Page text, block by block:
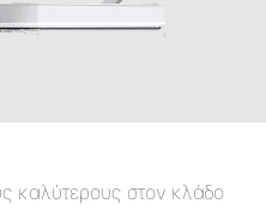
καλύτερους στον κλάδο